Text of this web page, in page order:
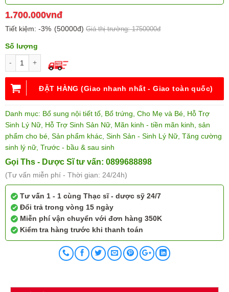
1.700.000vnđ
Tiết kiệm: -3% (50000đ) Giá thị trường: 1750000đ
Số lượng
ĐẶT HÀNG (Giao nhanh nhất - Giao toàn quốc)
Danh mục: Bổ sung nội tiết tố Bổ trứng Cho Mẹ và Bé Hỗ Trợ
Sinh Lý Nữ Hỗ Trợ Sinh Sản Nữ Mãn kinh - tiền mãn kinh sản
phẩm cho bé Sản phẩm khác Sinh Sản - Sinh Lý Nữ Tăng cường
sinh lý nữ Trước - bầu & sau sinh
Gọi Ths - Dược Sĩ tư vấn: 0899688898
(Tư vấn miễn phí - Thời gian: 24/24h)
Tư vấn 1 - 1 cùng Thạc sĩ - dược sỹ 24/7
Đổi trả trong vòng 15 ngày
Miễn phí vận chuyển với đơn hàng 350K
Kiểm tra hàng trước khi thanh toán